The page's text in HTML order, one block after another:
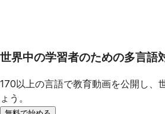
世界中の学習者のための多言語
170以上の言語で教育動画を公開し、
ょう。